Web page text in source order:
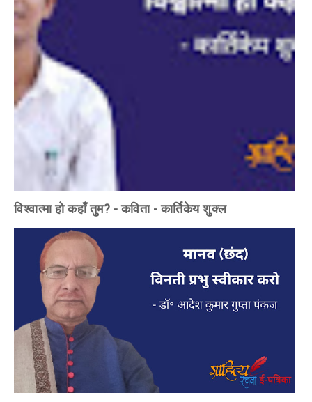
विश्वात्मा हो कहाँ तुम? - कविता - कार्तिकेय शुक्ल